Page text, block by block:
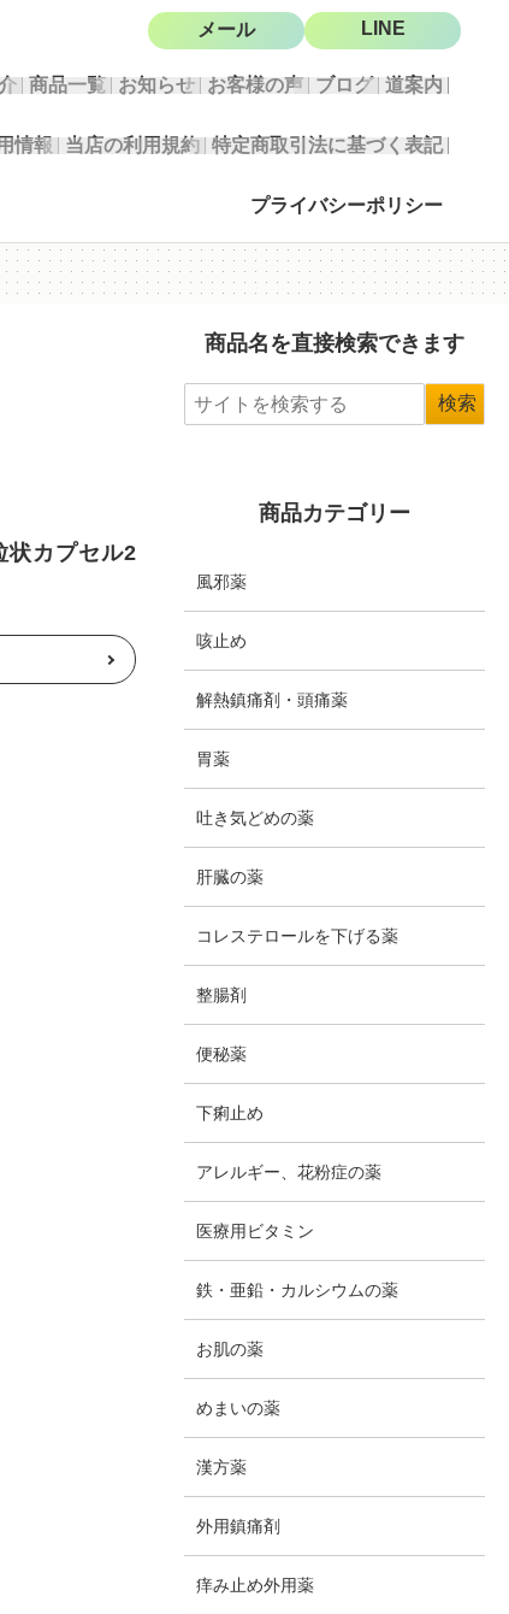
商品一覧 お知らせ お客様の声 ブログ 道案内
情報 当店の利用規約 特定商取引法に基づく表記
プライバシーポリシー
メール LINE
状カプセル2
商品名を直接検索できます
商品カテゴリー
風邪薬
咳止め
解熱鎮痛剤・頭痛薬
胃薬
吐き気どめの薬
肝臓の薬
コレステロールを下げる薬
整腸剤
便秘薬
下痢止め
アレルギー、花粉症の薬
医療用ビタミン
鉄・亜鉛・カルシウムの薬
お肌の薬
めまいの薬
漢方薬
外用鎮痛剤
痒み止め外用薬